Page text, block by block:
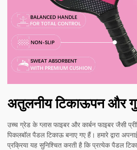
अतुलनीय टिकाऊपन और
उच्च ग्रेड के ग्लास फाइबर और कार्बन फाइबर जैसी
पिकलबॉल पैडल टिकाऊ बनाए गए हैं। हमारे द्वारा
प्रक्रिया यह सुनिश्चित करती है कि प्रत्येक पैडल